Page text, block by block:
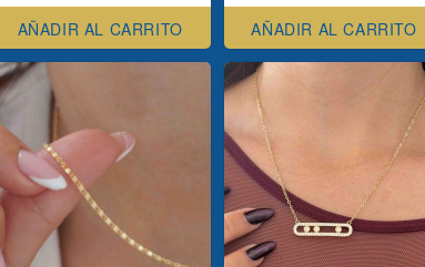
AÑADIR AL CARRITO AÑADIR AL CARRITO